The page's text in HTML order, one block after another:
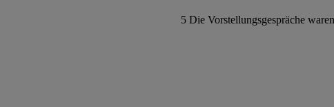
5 Die Vorstellungsgespräche